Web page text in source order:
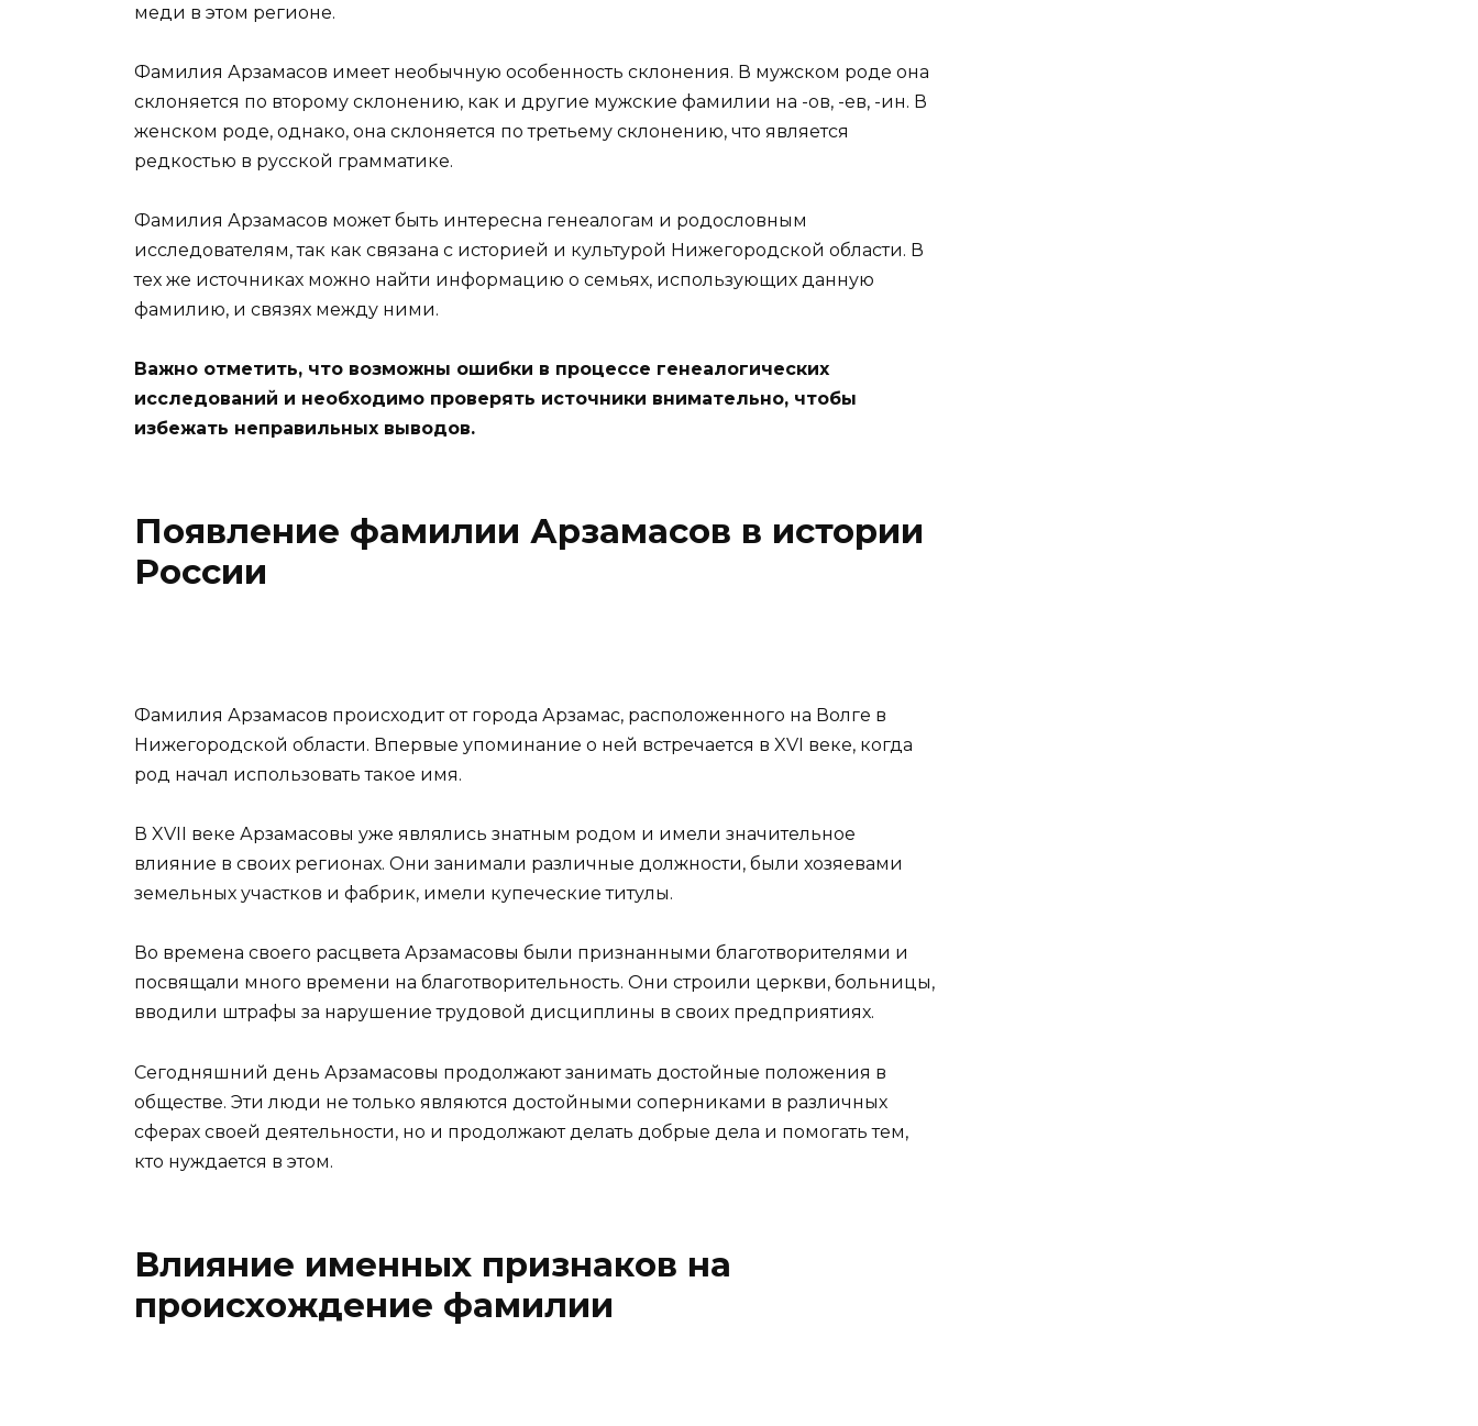
меди в этом регионе.
Фамилия Арзамасов имеет необычную особенность склонения. В мужском роде она
склоняется по второму склонению, как и другие мужские фамилии на -ов, -ев, -ин. В
женском роде, однако, она склоняется по третьему склонению, что является
редкостью в русской грамматике.
Фамилия Арзамасов может быть интересна генеалогам и родословным
исследователям, так как связана с историей и культурой Нижегородской области. В
тех же источниках можно найти информацию о семьях, использующих данную
фамилию, и связях между ними.
Важно отметить, что возможны ошибки в процессе генеалогических
исследований и необходимо проверять источники внимательно, чтобы
избежать неправильных выводов.
Появление фамилии Арзамасов в истории
России
Фамилия Арзамасов происходит от города Арзамас, расположенного на Волге в
Нижегородской области. Впервые упоминание о ней встречается в XVI веке, когда
род начал использовать такое имя.
В XVII веке Арзамасовы уже являлись знатным родом и имели значительное
влияние в своих регионах. Они занимали различные должности, были хозяевами
земельных участков и фабрик, имели купеческие титулы.
Во времена своего расцвета Арзамасовы были признанными благотворителями и
посвящали много времени на благотворительность. Они строили церкви, больницы,
вводили штрафы за нарушение трудовой дисциплины в своих предприятиях.
Сегодняшний день Арзамасовы продолжают занимать достойные положения в
обществе. Эти люди не только являются достойными соперниками в различных
сферах своей деятельности, но и продолжают делать добрые дела и помогать тем,
кто нуждается в этом.
Влияние именных признаков на
происхождение фамилии